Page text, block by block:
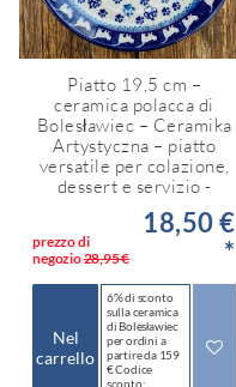
Piatto 19,5 cm –
ceramica polacca di
Bolesławiec – Ceramika
Artystyczna – piatto
versatile per colazione,
dessert e servizio -
prezzo di
negozio28,95 €
18,50 €
*
Nel
carrello
6% di sconto
sulla ceramica
di Bolesławiec
per ordini a
partire da 159
€ Codice
sconto: